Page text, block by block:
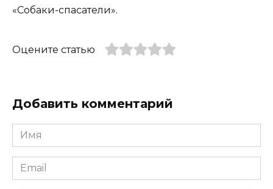
«Собаки-спасатели».
Оцените статью
Добавить комментарий
Имя
*
Email
*